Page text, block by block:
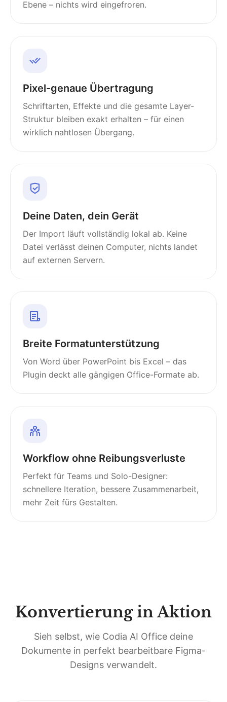
Ebene – nichts wird eingefroren.
Pixel-genaue Übertragung
Schriftarten, Effekte und die gesamte Layer-
Struktur bleiben exakt erhalten – für einen
wirklich nahtlosen Übergang.
Deine Daten, dein Gerät
Der Import läuft vollständig lokal ab. Keine
Datei verlässt deinen Computer, nichts landet
auf externen Servern.
Breite Formatunterstützung
Von Word über PowerPoint bis Excel – das
Plugin deckt alle gängigen Office-Formate ab.
Workflow ohne Reibungsverluste
Perfekt für Teams und Solo-Designer:
schnellere Iteration, bessere Zusammenarbeit,
mehr Zeit fürs Gestalten.
Konvertierung in Aktion
Sieh selbst, wie Codia AI Office deine
Dokumente in perfekt bearbeitbare Figma-
Designs verwandelt.